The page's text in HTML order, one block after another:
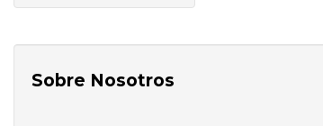
Sobre Nosotros